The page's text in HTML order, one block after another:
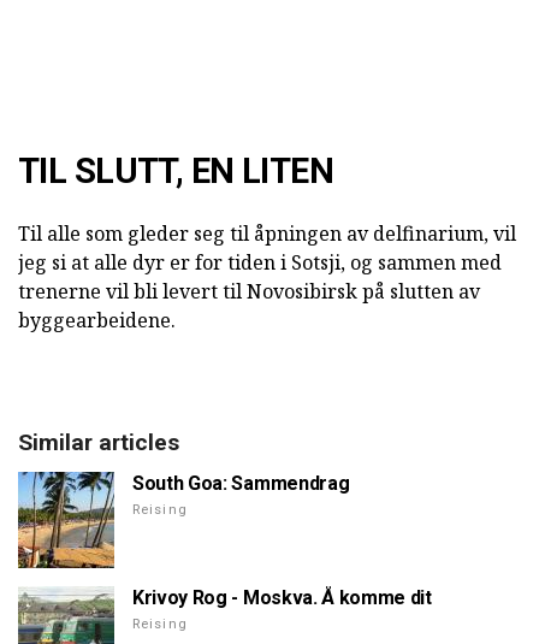
TIL SLUTT, EN LITEN
Til alle som gleder seg til åpningen av delfinarium, vil
jeg si at alle dyr er for tiden i Sotsji, og sammen med
trenerne vil bli levert til Novosibirsk på slutten av
byggearbeidene.
Similar articles
South Goa: Sammendrag
Reising
Krivoy Rog - Moskva. Å komme dit
Reising